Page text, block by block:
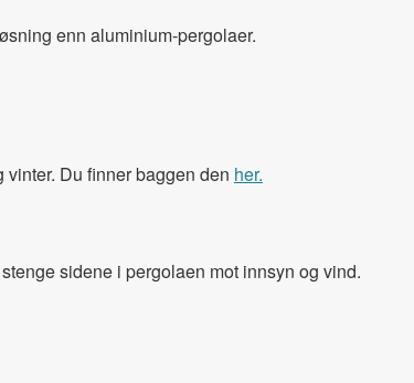
enn aluminium-pergolaer.
Du finner baggen den her.
sidene i pergolaen mot innsyn og vind.